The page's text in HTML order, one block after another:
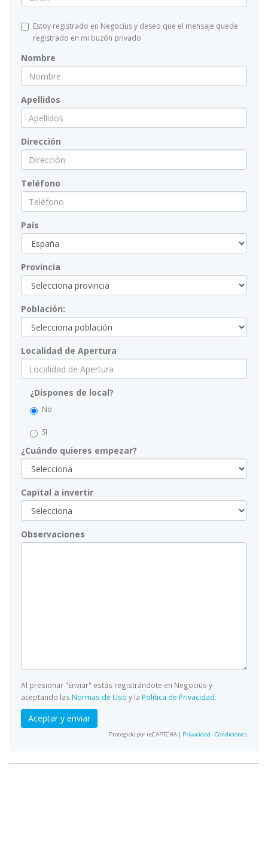
Estoy registrado en Negocius y deseo que el mensaje quede
registrado en mi buzón privado
Nombre
Apellidos
Dirección
Teléfono
País
Provincia
Población:
Localidad de Apertura
¿Dispones de local?
No
SI
¿Cuándo quieres empezar?
Capital a invertir
Observaciones
Al presionar "Enviar" estás registrándote en Negocius y
aceptando las Normas de Uso y la Política de Privacidad.
Aceptar y enviar
Protegido por reCAPTCHA | Privacidad -Condiciones